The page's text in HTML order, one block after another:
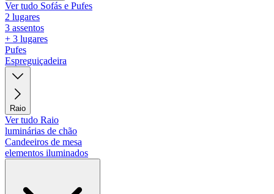
Ver tudo Sofás e Pufes
2 lugares
3 assentos
+ 3 lugares
Pufes
Espreguiçadeira
Raio
Ver tudo Raio
luminárias de chão
Candeeiros de mesa
elementos iluminados